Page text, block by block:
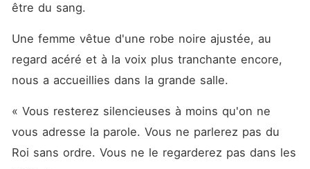
être du sang.
Une femme vêtue d'une robe noire ajustée, au
regard acéré et à la voix plus tranchante encore,
nous a accueillies dans la grande salle.
« Vous resterez silencieuses à moins qu'on ne
vous adresse la parole. Vous ne parlerez pas du
Roi sans ordre. Vous ne le regarderez pas dans les